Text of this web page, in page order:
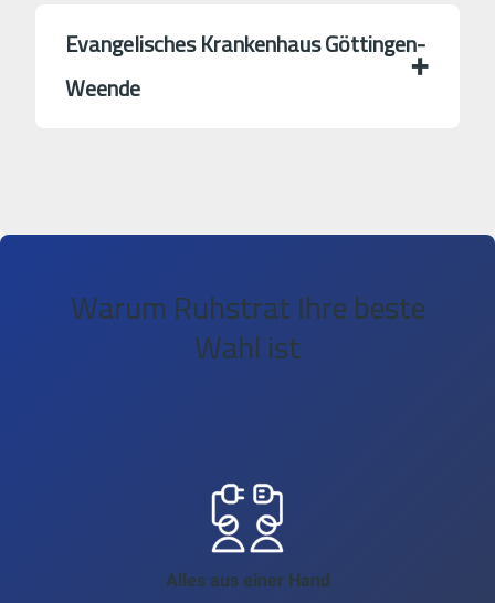
Evangelisches Krankenhaus Göttingen-
Weende
Warum Ruhstrat Ihre beste
Wahl ist
Alles aus einer Hand